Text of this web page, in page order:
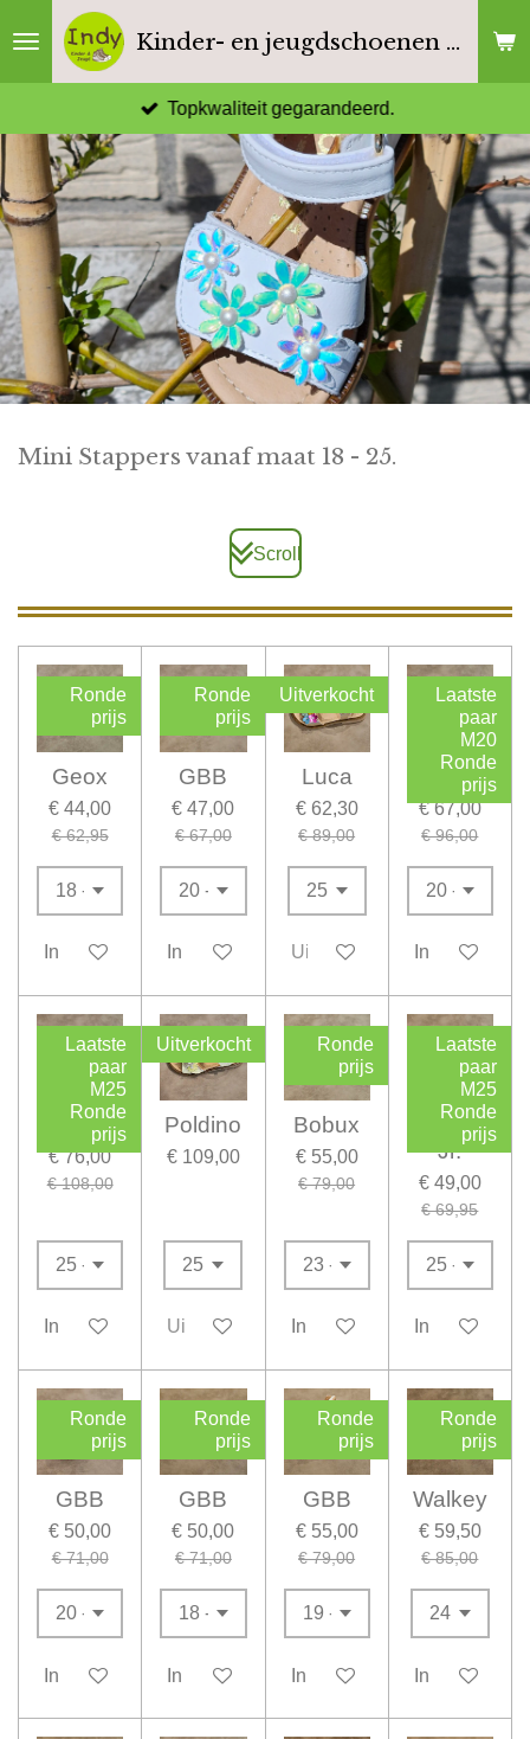
hoofdinhoud
Kinder- en jeugdschoenen Indy
Topkwaliteit gegarandeerd.
Mini Stappers vanaf maat 18 - 25.
Scroll
Ronde
prijs
Geox
€ 44,00
€ 62,95
In winkelwagen
Ronde
prijs
GBB
€ 47,00
€ 67,00
In winkelwagen
Uitverkocht
Luca
€ 62,30
€ 89,00
Uitverkocht
Laatste
paar
M20
Ronde
prijs
Poldino
€ 67,00
€ 96,00
In
Laatste
paar
M25
Ronde
prijs
Poldino
€ 76,00
€ 108,00
In winkelwagen
Uitverkocht
Poldino
€ 109,00
Uitverkocht
Ronde
prijs
Bobux
€ 55,00
€ 79,00
In winkelwagen
Laatste
paar
M25
Ronde
prijs
Bunnies
Jr.
€ 49,00
€ 69,95
In
Ronde
prijs
GBB
€ 50,00
€ 71,00
In winkelwagen
Ronde
prijs
GBB
€ 50,00
€ 71,00
In winkelwagen
Ronde
prijs
GBB
€ 55,00
€ 79,00
In winkelwagen
Ronde
prijs
Walkey
€ 59,50
€ 85,00
In